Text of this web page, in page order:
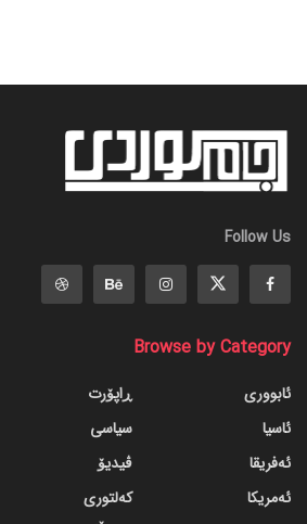
Follow Us
Browse by Category
ئابووری
ئاسیا
ئەفریقا
ئەمریکا
ڕاپۆرت
سیاسی
ڤیدیۆ
کەلتوری